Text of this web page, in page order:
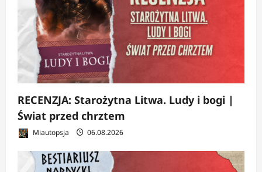
RECENZJA: Starożytna Litwa. Ludy i bogi |
Świat przed chrztem
Miautopsja 06.08.2026